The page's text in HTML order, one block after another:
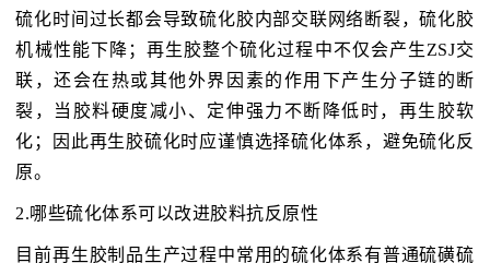
硫化时间过长都会导致硫化胶内部交联网络断裂，硫化胶
机械性能下降；再生胶整个硫化过程中不仅会产生ZSJ交
联，还会在热或其他外界因素的作用下产生分子链的断
裂，当胶料硬度减小、定伸强力不断降低时，再生胶软
化；因此再生胶硫化时应谨慎选择硫化体系，避免硫化反
原。
2.哪些硫化体系可以改进胶料抗反原性
目前再生胶制品生产过程中常用的硫化体系有普通硫磺硫